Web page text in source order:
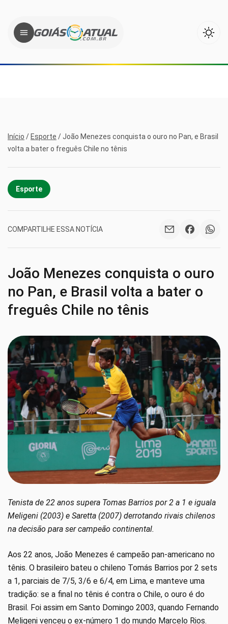
Início / Esporte / João Menezes conquista o ouro no Pan, e Brasil
volta a bater o freguês Chile no tênis
Esporte
COMPARTILHE ESSA NOTÍCIA
João Menezes conquista o ouro
no Pan, e Brasil volta a bater o
freguês Chile no tênis
Tenista de 22 anos supera Tomas Barrios por 2 a 1 e iguala
Meligeni (2003) e Saretta (2007) derrotando rivais chilenos
na decisão para ser campeão continental.
Aos 22 anos, João Menezes é campeão pan-americano no
tênis. O brasileiro bateu o chileno Tomás Barrios por 2 sets
a 1, parciais de 7/5, 3/6 e 6/4, em Lima, e manteve uma
tradição: se a final no tênis é contra o Chile, o ouro é do
Brasil. Foi assim em Santo Domingo 2003, quando Fernando
Meligeni venceu o ex-número 1 do mundo Marcelo Rios.